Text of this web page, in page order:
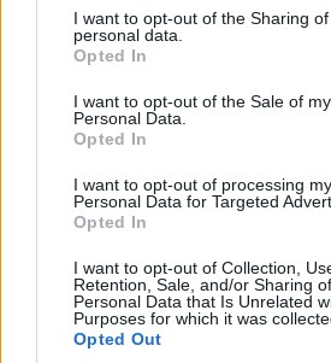
not limited to your visit or usage
grant or deny consent to Google and
use your data for below specified
consent section.
I want to opt-out of the Sharing
personal data.
Opted In
I want to opt-out of the Sale of my
Personal Data.
Opted In
I want to opt-out of processing my
Personal Data for Targeted
Opted In
I want to opt-out of Collection,
Retention, Sale, and/or Sharing
Personal Data that Is Unrelated
Purposes for which it was
Opted Out
υψηλότερα όταν το
αεροδρόμιο.
Αυτό αποτελεί σοβαρό
σε παγκόσμιο επίπεδο, ο
αεροπορικών μεταφορών
τα 5 δισεκατομμύρια φέτος
ελάχιστους ελέγχους σε
κυκλοφορία και τη βιομηχανία.